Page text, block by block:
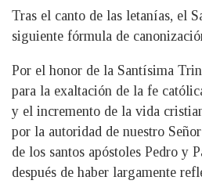
Tras el canto de las letanías, el
siguiente fórmula de
Por el honor de la Santísima
para la exaltación de la fe
y el incremento de la vida
por la autoridad de nuestro
de los santos apóstoles Pedro y
después de haber largamente